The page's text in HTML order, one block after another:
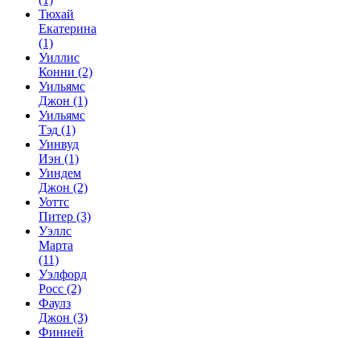
Тюхай
Екатерина
(1)
Уиллис
Конни (2)
Уильямс
Джон (1)
Уильямс
Тэд (1)
Уинвуд
Иэн (1)
Уиндем
Джон (2)
Уоттс
Питер (3)
Уэллс
Марта
(11)
Уэлфорд
Росс (2)
Фаулз
Джон (3)
Финней